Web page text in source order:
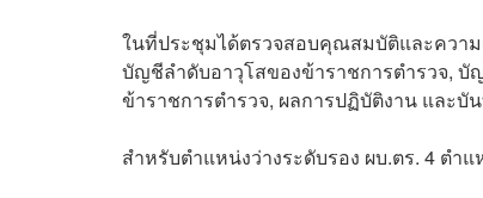
ในที่ประชุมได้ตรวจสอบคุณสมบัติและความ
บัญชีลำดับอาวุโสของข้าราชการตำรวจ,
ข้าราชการตำรวจ, ผลการปฏิบัติงาน และบั
สำหรับตำแหน่งว่างระดับรอง ผบ.ตร. 4 ตำ